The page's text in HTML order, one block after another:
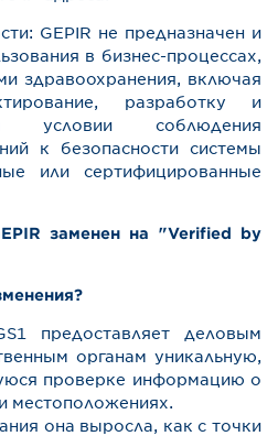
GEPIR не предназначен и
в бизнес-процессах,
здравоохранения, включая
разработку и
условии соблюдения
к безопасности системы
или сертифицированные
заменен на "Verified by
предоставляет деловым
органам уникальную,
проверке информацию о
местоположениях.
она выросла, как с точки